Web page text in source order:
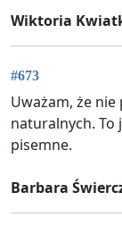
Wiktoria
#673
Uważam, że
naturalnych. To
pisemne.
Barbara